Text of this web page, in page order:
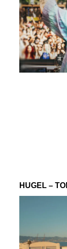
HUGEL –